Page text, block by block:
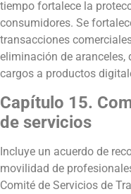
tiempo fortalece la
consumidores. Se
transacciones
eliminación de aranceles,
cargos a productos
Capítulo 15.
de servicios
Incluye un acuerdo de
movilidad de
Comité de Servicios de